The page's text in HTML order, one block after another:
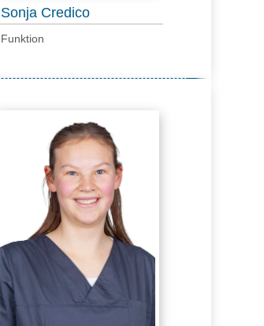
Sonja Credico
Funktion